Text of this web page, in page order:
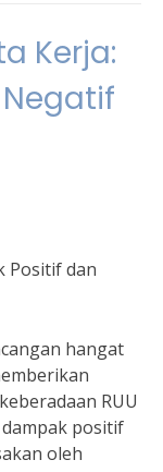
Kerja:
Positif dan
hangat
RUU
positif
oleh